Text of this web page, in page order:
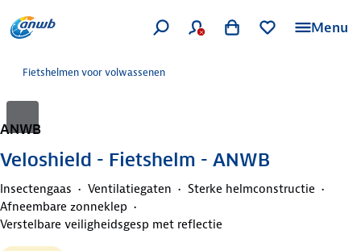
Menu
Fietshelmen voor volwassenen
ANWB
Veloshield - Fietshelm - ANWB
Insectengaas Ventilatiegaten
Sterke helmconstructie
Afneembare zonneklep
Verstelbare veiligheidsgesp met reflectie